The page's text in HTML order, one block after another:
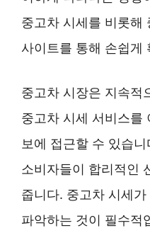
중고차 시세를 비롯해
사이트를 통해 손쉽게
중고차 시장은 지속적
중고차 시세 서비스를
보에 접근할 수 있습
소비자들이 합리적인
줍니다. 중고차 시세
파악하는 것이 필수적